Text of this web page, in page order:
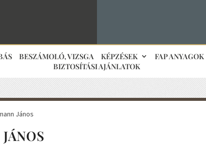
BESZÁMOLÓ, VIZSGA KÉPZÉSEK FAP ANYAGOK
BIZTOSÍTÁSI AJÁNLATOK
János